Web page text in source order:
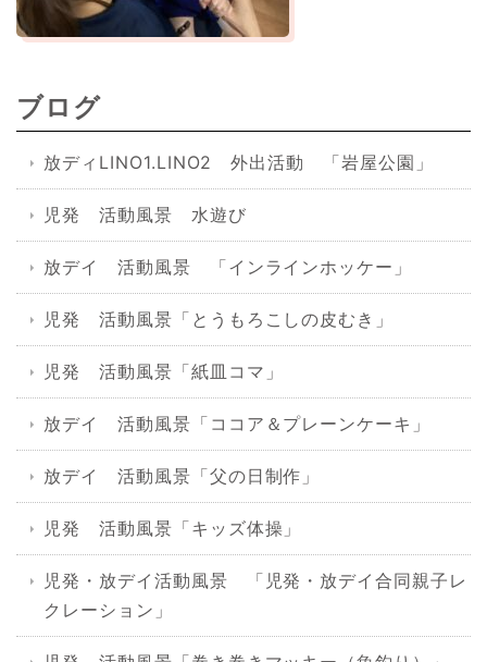
ブログ
放ディLINO1.LINO2 外出活動 「岩屋公園」
児発 活動風景 水遊び
放デイ 活動風景 「インラインホッケー」
児発 活動風景「とうもろこしの皮むき」
児発 活動風景「紙皿コマ」
放デイ 活動風景「ココア＆プレーンケーキ」
放デイ 活動風景「父の日制作」
児発 活動風景「キッズ体操」
児発・放デイ活動風景 「児発・放デイ合同親子レ
クレーション」